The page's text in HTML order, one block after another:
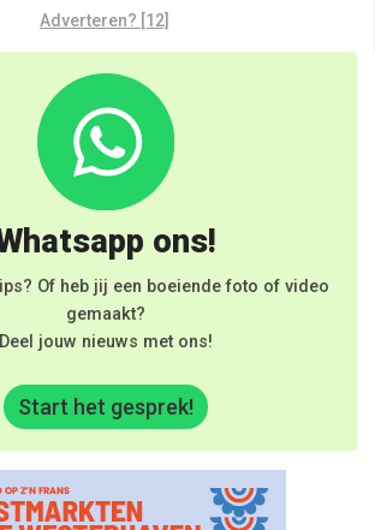
Adverteren? [12]
ons!
Of heb jij een boeiende foto of video
gemaakt?
Deel jouw nieuws met ons!
Start het gesprek!